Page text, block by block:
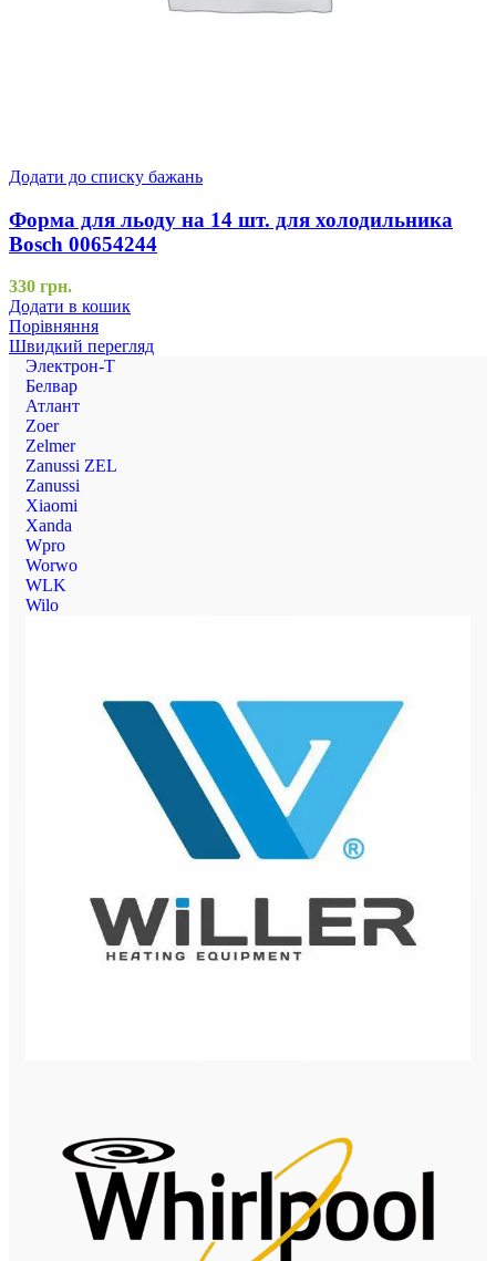
Додати до списку бажань
Форма для льоду на 14 шт. для холодильника
Bosch 00654244
330 грн.
Додати в кошик
Порівняння
Швидкий перегляд
Электрон-Т
Белвар
Атлант
Zoer
Zelmer
Zanussi ZEL
Zanussi
Xiaomi
Xanda
Wpro
Worwo
WLK
Wilo